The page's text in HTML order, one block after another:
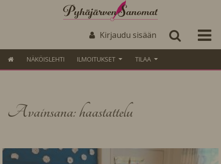
Kirjaudu sisään
NÄKÖISLEHTI ILMOITUKSET TILAA
Avainsana: haastattelu